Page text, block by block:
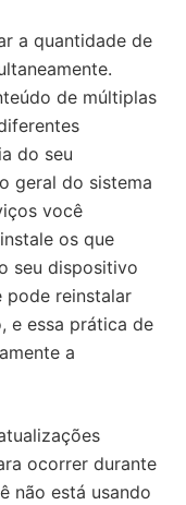
a quantidade de
de múltiplas
do seu
geral do sistema
você
os que
seu dispositivo
pode reinstalar
e essa prática de
a
ocorrer durante
não está usando